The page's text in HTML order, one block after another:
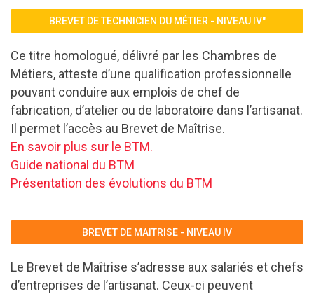
BREVET DE TECHNICIEN DU MÉTIER - NIVEAU IV"
Ce titre homologué, délivré par les Chambres de
Métiers, atteste d’une qualification professionnelle
pouvant conduire aux emplois de chef de
fabrication, d’atelier ou de laboratoire dans l’artisanat.
Il permet l’accès au Brevet de Maîtrise.
En savoir plus sur le BTM.
Guide national du BTM
Présentation des évolutions du BTM
BREVET DE MAITRISE - NIVEAU IV
Le Brevet de Maîtrise s’adresse aux salariés et chefs
d’entreprises de l’artisanat. Ceux-ci peuvent